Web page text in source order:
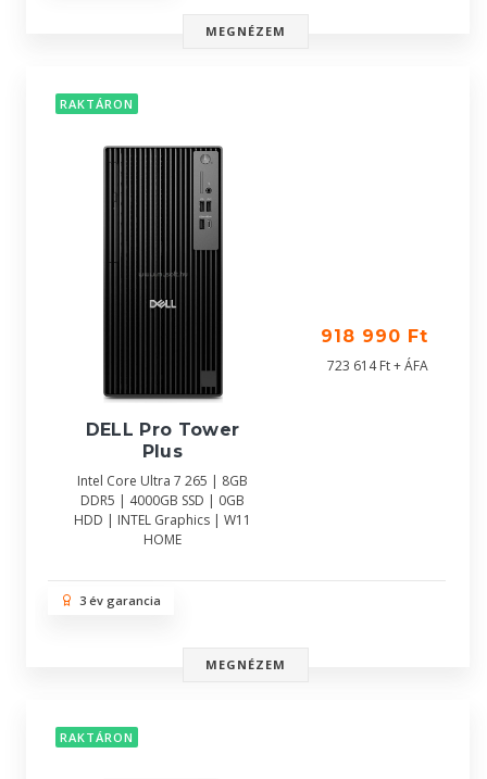
MEGNÉZEM
RAKTÁRON
DELL Pro Tower
Plus
Intel Core Ultra 7 265 | 8GB
DDR5 | 4000GB SSD | 0GB
HDD | INTEL Graphics | W11
HOME
918 990 Ft
723 614 Ft + ÁFA
3 év garancia
MEGNÉZEM
RAKTÁRON